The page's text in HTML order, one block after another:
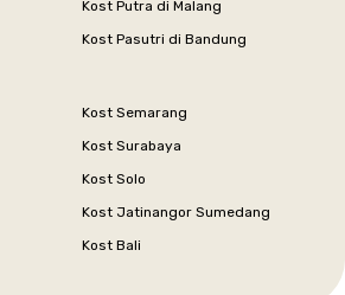
Kost Putra di Malang
Kost Pasutri di Bandung
Kost Semarang
Kost Surabaya
Kost Solo
Kost Jatinangor Sumedang
Kost Bali